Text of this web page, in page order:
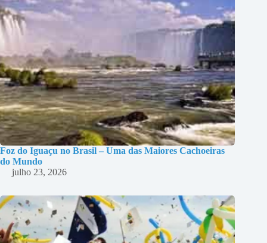
Foz do Iguaçu no Brasil – Uma das Maiores Cachoeiras
do Mundo
julho 23, 2026